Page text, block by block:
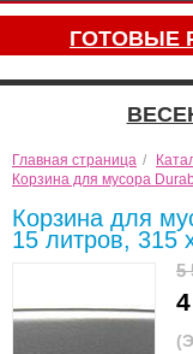
ГОТОВЫЕ
Главная страница /
Корзина для мусора
Корзина для
15 литров, 315
5